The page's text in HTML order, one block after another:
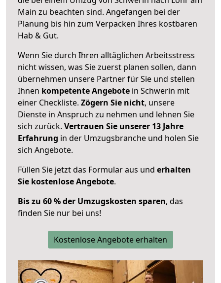
Main zu beachten sind. Angefangen bei der
Planung bis hin zum Verpacken Ihres kostbaren
Hab & Gut.
Wenn Sie durch Ihren alltäglichen Arbeitsstress
nicht wissen, was Sie zuerst planen sollen, dann
übernehmen unsere Partner für Sie und stellen
Ihnen kompetente Angebote in Schwerin mit
einer Checkliste. Zögern Sie nicht, unsere
Dienste in Anspruch zu nehmen und lehnen Sie
sich zurück. Vertrauen Sie unserer 13 Jahre
Erfahrung in der Umzugsbranche und holen Sie
sich Angebote.
Füllen Sie jetzt das Formular aus und erhalten
Sie kostenlose Angebote.
Bis zu 60 % der Umzugskosten sparen, das
finden Sie nur bei uns!
Kostenlose Angebote erhalten